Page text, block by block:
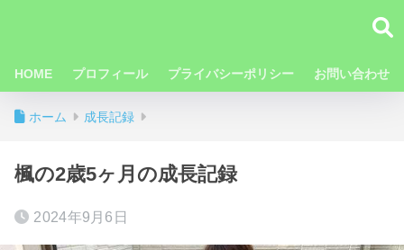
HOME プロフィール プライバシーポリシー お問い合わせ
ホーム 成長記録
楓の2歳5ヶ月の成長記録
2024年9月6日